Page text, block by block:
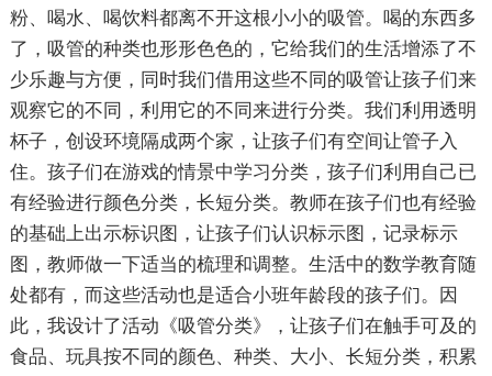
粉、喝水、喝饮料都离不开这根小小的吸管。喝的东西多
了，吸管的种类也形形色色的，它给我们的生活增添了不
少乐趣与方便，同时我们借用这些不同的吸管让孩子们来
观察它的不同，利用它的不同来进行分类。我们利用透明
杯子，创设环境隔成两个家，让孩子们有空间让管子入
住。孩子们在游戏的情景中学习分类，孩子们利用自己已
有经验进行颜色分类，长短分类。教师在孩子们也有经验
的基础上出示标识图，让孩子们认识标示图，记录标示
图，教师做一下适当的梳理和调整。生活中的数学教育随
处都有，而这些活动也是适合小班年龄段的孩子们。因
此，我设计了活动《吸管分类》，让孩子们在触手可及的
食品、玩具按不同的颜色、种类、大小、长短分类，积累